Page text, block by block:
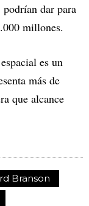
dar para
millones.
es un
más de
que alcance
Branson